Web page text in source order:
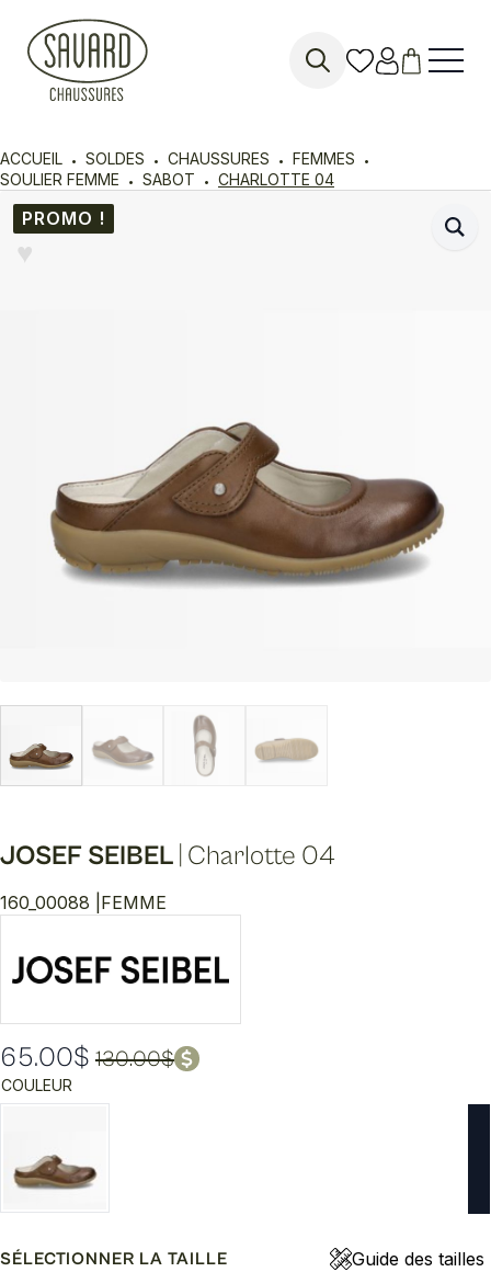
ACCUEIL SOLDES CHAUSSURES
FEMMES
SOULIER FEMME
SABOT CHARLOTTE 04
PROMO !
♥︎
JOSEF SEIBEL Charlotte 04
160_00088 | FEMME
130.00$
Le
prix
était :
130.00$.
65.00$
Le
prix
est :
65.00$.
COULEUR
SÉLECTIONNER LA TAILLE Guide des tailles